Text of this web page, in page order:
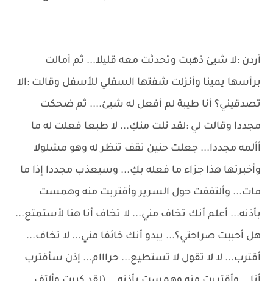
أردن :لا شيئ ذهبت وتحدثت معه قليلا... ثم أمالت
برأسها يمينا وأنزلت شفتها السفلي للأسفل وقالت :الا
تصدقيني؟ أنا طيبة لم أفعل له شيئ.... ثم ضحكت
مجددا وقالت لي :لقد نلت منكِ... لا طبعا فعلت له ما
أألمه مجددا... جعلت حنين تقف تنظر له وهو مشلولا
وأخبرتها هذا جزاء ما فعله بكِ... وسيعذب مجددا إذا ما
مات... وألتففت حول السرير وأقتربت منه وهمست
بأذنه... أعلم أنك تخاف مني... لا تخاف أنا هنا لأستمتع...
هل أحببت صراحتي؟... يبدو أنك خائفا مني... لا تخاف...
أقترب... لا لا تقول لا تستطيع... حرااام... إذن سأقترب